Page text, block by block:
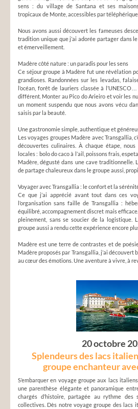
sens : du village de Santana et ses
tropicaux de Monte, accessibles par téléphérique.
Nous avons aussi découvert les fameuses
tradition unique que j’ai adorée partager dans
et émerveillement.
Madère côté nature : un paradis pour les sens
Ce séjour groupe à Madère fut une révélation
grandioses. Randonnées sur les levadas,
l’océan, forêt de lauriers classée à
différent. Monter au Pico do Arieiro et voir les
un moment suspendu que nous avons vécu
saisis par la beauté.
Une gastronomie simple, authentique et
Les voyages groupes Madère avec Transgallia,
découvertes culinaires. À chaque étape,
locales : bolo do caco à l’ail, poissons frais,
Madère, dégusté dans une cave traditionnelle.
de partage chaleureux dans le groupe aussi,
Voyager avec Transgallia : le confort et la
Ce que j’ai apprécié avant tout dans ces
l’organisation sans faille de Transgallia :
équilibré, accompagnement discret mais
pleinement, sans se soucier de la logistique.
groupe aussi a rendu cette expérience encore
Madère est une terre de contrastes et de
Madère proposés par Transgallia, j’ai découvert
au cœur des émotions. Une aventure à vivre, à
20 octobre
Splendeurs des lacs
groupe enchanteur
S’embarquer en voyage groupe aux lacs
une parenthèse élégante et panoramique
chargés d’histoire, partagée au rythme des
collectives. Dès notre voyage groupe des lacs